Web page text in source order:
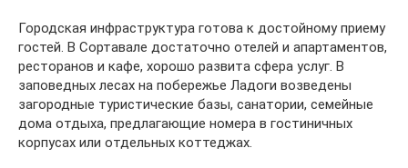
Городская инфраструктура готова к достойному приему
гостей. В Сортавале достаточно отелей и апартаментов,
ресторанов и кафе, хорошо развита сфера услуг. В
заповедных лесах на побережье Ладоги возведены
загородные туристические базы, санатории, семейные
дома отдыха, предлагающие номера в гостиничных
корпусах или отдельных коттеджах.